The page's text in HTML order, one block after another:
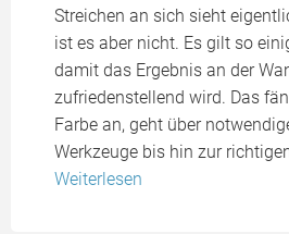
Streichen an sich sieht
ist es aber nicht. Es gilt so
damit das Ergebnis an der
zufriedenstellend wird. Das
Farbe an, geht über
Werkzeuge bis hin zur
Weiterlesen